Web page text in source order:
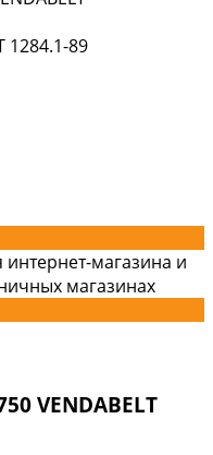
1284.1-89
интернет-магазина и
магазинах
VENDABELT